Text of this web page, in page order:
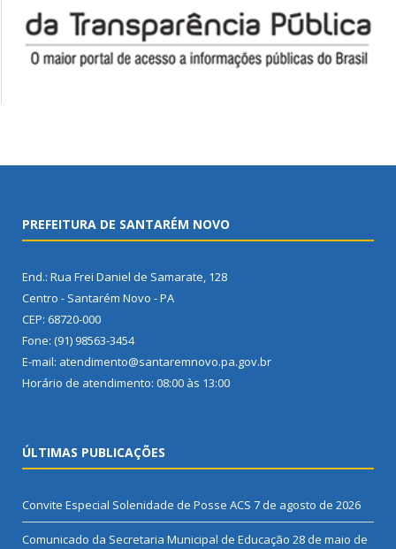
PREFEITURA DE SANTARÉM NOVO
End.: Rua Frei Daniel de Samarate, 128
Centro - Santarém Novo - PA
CEP: 68720-000
Fone: (91) 98563-3454
E-mail: atendimento@santaremnovo.pa.gov.br
Horário de atendimento: 08:00 às 13:00
ÚLTIMAS PUBLICAÇÕES
Convite Especial Solenidade de Posse ACS 7 de agosto de 2026
Comunicado da Secretaria Municipal de Educação 28 de maio de